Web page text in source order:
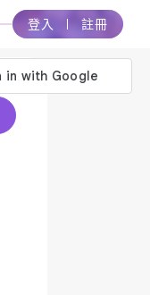
登入 註冊